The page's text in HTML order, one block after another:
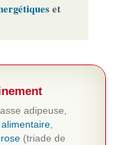
et
adipeuse,
(triade de